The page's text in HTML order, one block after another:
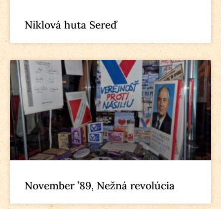
Niklová huta Sereď
November ’89, Nežná revolúcia